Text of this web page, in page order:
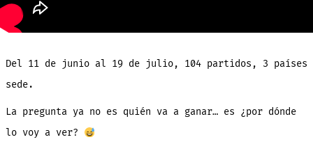
Del 11 de junio al 19 de julio, 104 partidos, 3 países
sede.
La pregunta ya no es quién va a ganar… es ¿por dónde
lo voy a ver?